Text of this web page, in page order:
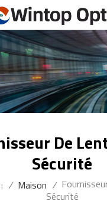
De
Sécurité
/ Maison /
Sécurité